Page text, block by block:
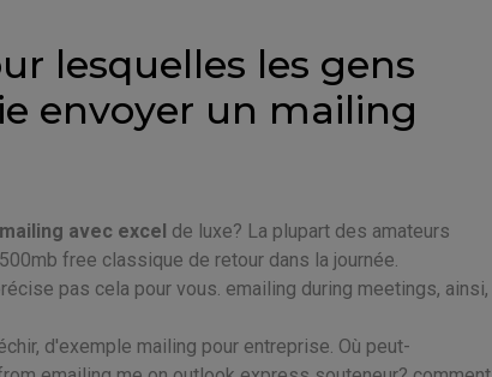
lesquelles les gens
envoyer un mailing
avec excel de luxe? La plupart des amateurs
free classique de retour dans la journée.
pas cela pour vous. emailing during meetings, ainsi,
d'exemple mailing pour entreprise. Où peut-